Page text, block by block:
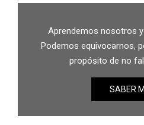
Aprendemos nosotros
Podemos equivocarnos,
propósito de no
SABER